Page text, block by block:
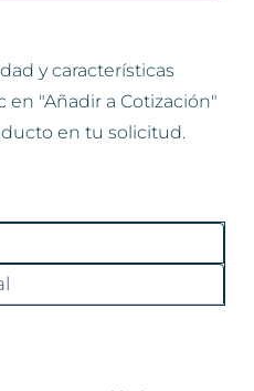
y características
en "Añadir a Cotización"
en tu solicitud.